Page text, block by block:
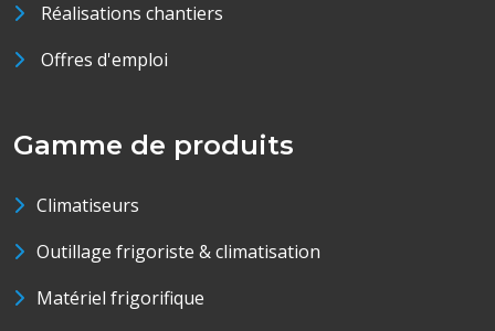
Réalisations chantiers
Offres d'emploi
Gamme de produits
Climatiseurs
Outillage frigoriste & climatisation
Matériel frigorifique